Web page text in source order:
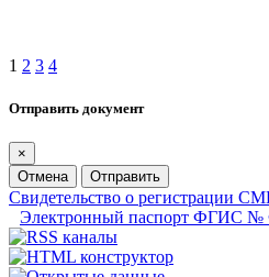
1 2 3 4
Отправить документ
×
Отмена
Отправить
Свидетельство о регистрации
Электронный паспорт ФГИС №